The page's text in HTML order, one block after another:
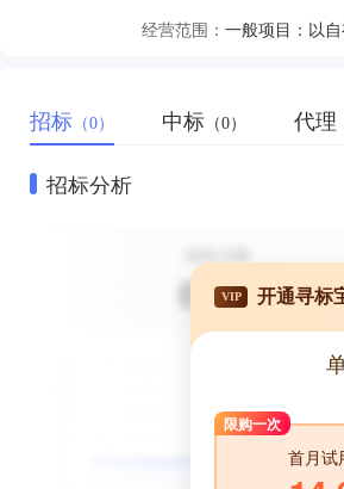
经营范围：
招标 （0） 中标 （0） 代理
招标分析
VIP 开通寻标
限购一次
首月试